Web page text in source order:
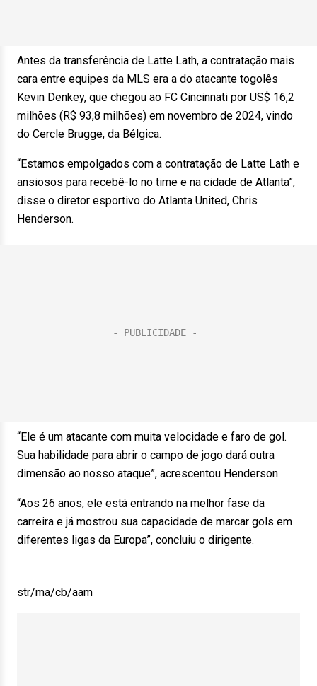
Antes da transferência de Latte Lath, a contratação mais
cara entre equipes da MLS era a do atacante togolês
Kevin Denkey, que chegou ao FC Cincinnati por US$ 16,2
milhões (R$ 93,8 milhões) em novembro de 2024, vindo
do Cercle Brugge, da Bélgica.
“Estamos empolgados com a contratação de Latte Lath e
ansiosos para recebê-lo no time e na cidade de Atlanta”,
disse o diretor esportivo do Atlanta United, Chris
Henderson.
“Ele é um atacante com muita velocidade e faro de gol.
Sua habilidade para abrir o campo de jogo dará outra
dimensão ao nosso ataque”, acrescentou Henderson.
“Aos 26 anos, ele está entrando na melhor fase da
carreira e já mostrou sua capacidade de marcar gols em
diferentes ligas da Europa”, concluiu o dirigente.
str/ma/cb/aam